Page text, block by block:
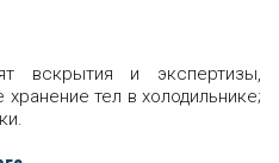
вскрытия и экспертизы,
тел в холодильнике;